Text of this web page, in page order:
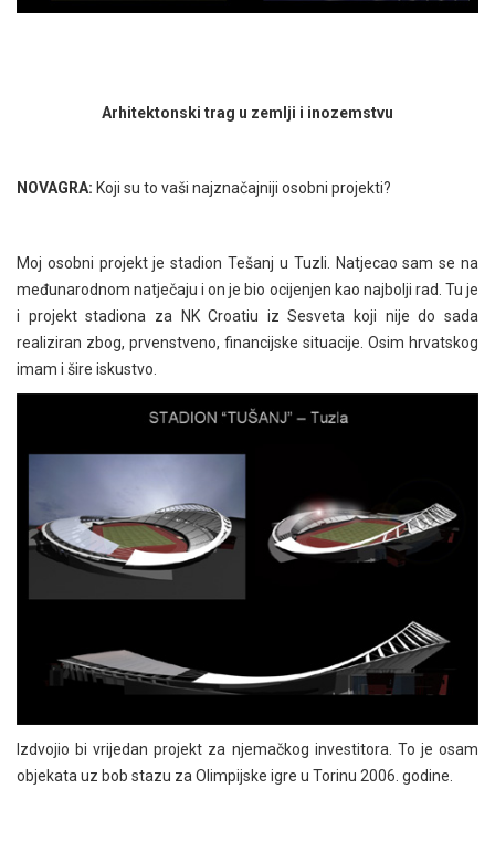
Arhitektonski trag u zemlji i inozemstvu
NOVAGRA: Koji su to vaši najznačajniji osobni projekti?
Moj osobni projekt je stadion Tešanj u Tuzli. Natjecao sam se na
međunarodnom natječaju i on je bio ocijenjen kao najbolji rad. Tu je
i projekt stadiona za NK Croatiu iz Sesveta koji nije do sada
realiziran zbog, prvenstveno, financijske situacije. Osim hrvatskog
imam i šire iskustvo.
Izdvojio bi vrijedan projekt za njemačkog investitora. To je osam
objekata uz bob stazu za Olimpijske igre u Torinu 2006. godine.